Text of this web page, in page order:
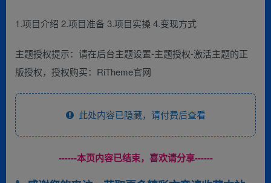
1.项目介绍 2.项目准备 3.项目实操 4.变现方式
主题授权提示：请在后台主题设置-主题授权-激活主题的正
版授权，授权购买：RiTheme官网
此处内容已隐藏，请付费后查看
------本页内容已结束，喜欢请分享------